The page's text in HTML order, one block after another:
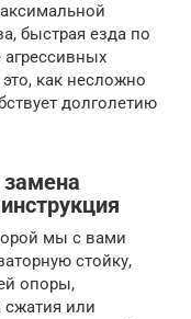
быстрая езда по
как несложно
долголетию
мы с вами
стойку,
опоры,
или